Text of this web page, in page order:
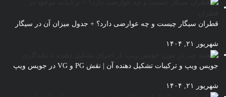
قطران سیگار چیست و چه عوارضی دارد؟ + جدول میزان آن در سیگار
شهریور ۲۱, ۱۴۰۴
جویس ویپ و ترکیبات تشکیل دهنده آن | نقش PG و VG در جویس ویپ
شهریور ۲۱, ۱۴۰۴